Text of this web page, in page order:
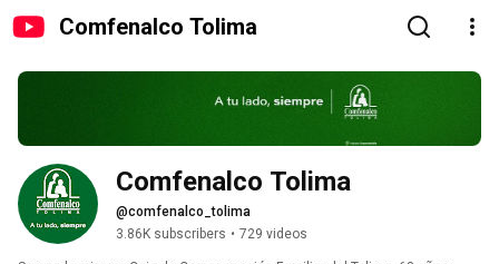
Comfenalco Tolima
Comfenalco Tolima
@comfenalco_tolima
3.86K subscribers • 729 videos